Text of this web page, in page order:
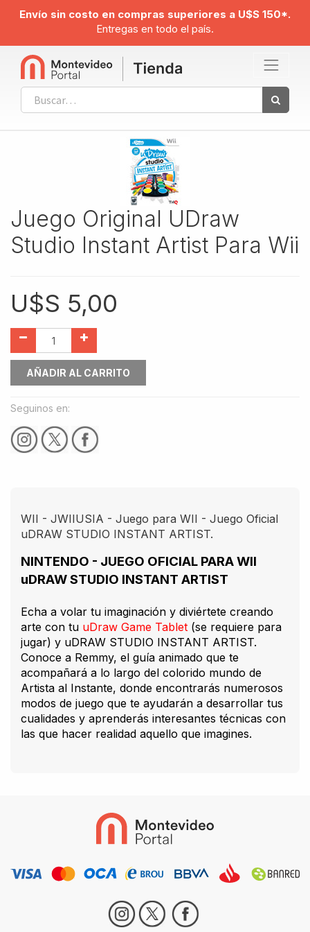
Envío sin costo en compras superiores a U$S 150*.
Entregas en todo el país.
Juego Original UDraw
Studio Instant Artist Para Wii
U$S 5,00
AÑADIR AL CARRITO
Seguinos en:
WII - JWIIUSIA - Juego para WII - Juego Oficial
uDRAW STUDIO INSTANT ARTIST.
NINTENDO - JUEGO OFICIAL PARA WII
uDRAW STUDIO INSTANT ARTIST
Echa a volar tu imaginación y diviértete creando
arte con tu uDraw Game Tablet (se requiere para
jugar) y uDRAW STUDIO INSTANT ARTIST.
Conoce a Remmy, el guía animado que te
acompañará a lo largo del colorido mundo de
Artista al Instante, donde encontrarás numerosos
modos de juego que te ayudarán a desarrollar tus
cualidades y aprenderás interesantes técnicas con
las que hacer realidad aquello que imagines.